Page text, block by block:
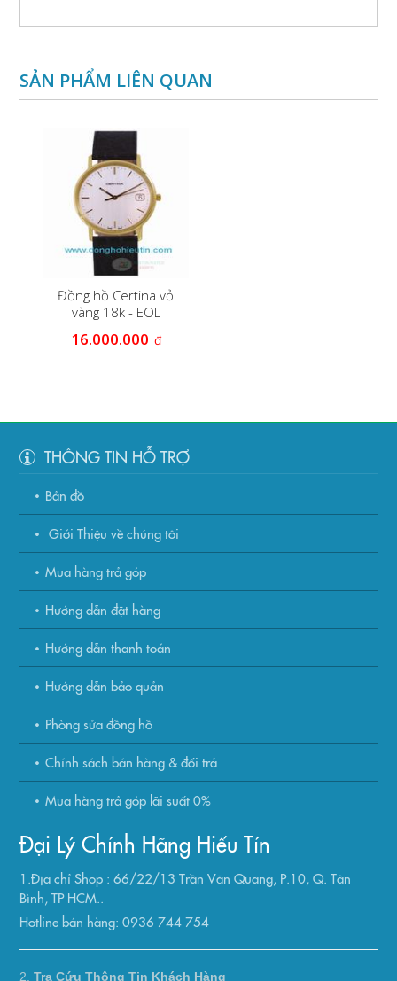
SẢN PHẨM LIÊN QUAN
Đồng hồ Certina vỏ
vàng 18k - EOL
16.000.000 đ
THÔNG TIN HỖ TRỢ
Bản đồ
Giới Thiệu về chúng tôi
Mua hàng trả góp
Hướng dẫn đặt hàng
Hướng dẫn thanh toán
Hướng dẫn bảo quản
Phòng sửa đồng hồ
Chính sách bán hàng & đổi trả
Mua hàng trả góp lãi suất 0%
Đại Lý Chính Hãng Hiếu Tín
1.Địa chỉ Shop : 66/22/13 Trần Văn Quang, P.10, Q. Tân
Bình, TP HCM..
Hotline bán hàng: 0936 744 754
2.Tra Cứu Thông Tin Khách Hàng